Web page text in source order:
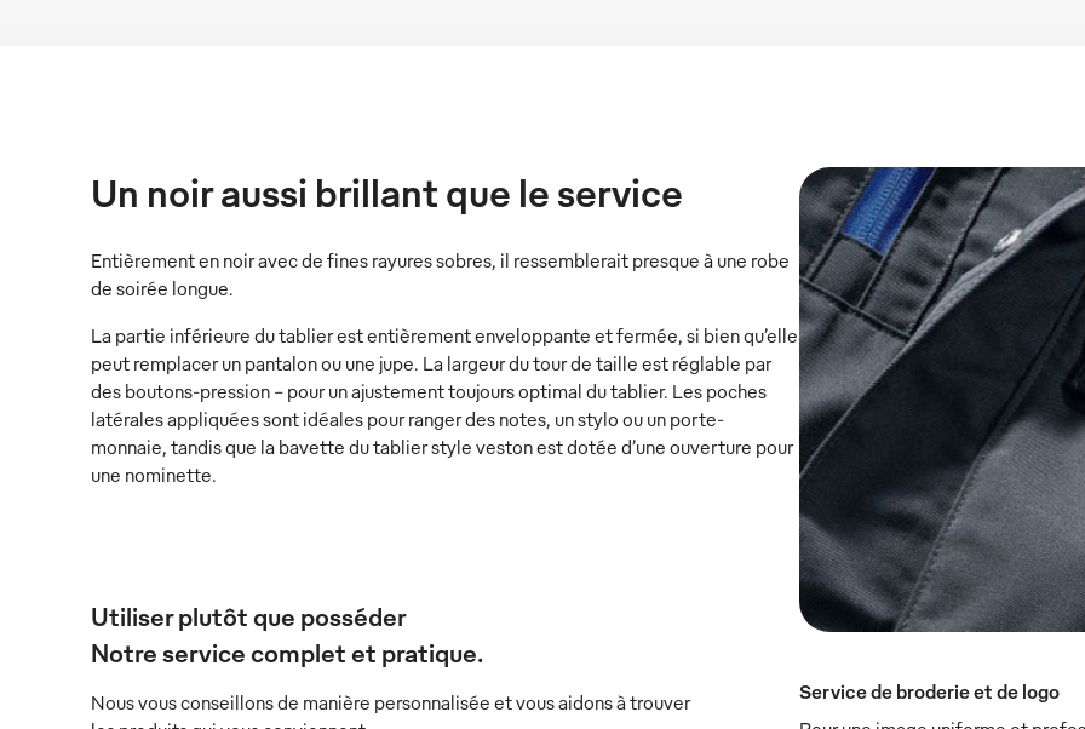
Un noir aussi brillant que le service
Entièrement en noir avec de fines rayures sobres, il ressemblerait presque à une robe
de soirée longue.
La partie inférieure du tablier est entièrement enveloppante et fermée, si bien qu’elle
peut remplacer un pantalon ou une jupe. La largeur du tour de taille est réglable par
des boutons-pression – pour un ajustement toujours optimal du tablier. Les poches
latérales appliquées sont idéales pour ranger des notes, un stylo ou un porte-
monnaie, tandis que la bavette du tablier style veston est dotée d’une ouverture pour
une nominette.
Utiliser plutôt que posséder
Notre service complet et pratique.
Nous vous conseillons de manière personnalisée et vous aidons à trouver
Service de broderie et de logo